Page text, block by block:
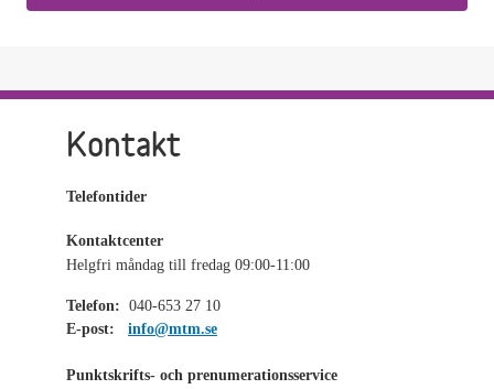
Kontakt
Telefontider
Kontaktcenter
Helgfri måndag till fredag 09:00-11:00
Telefon: 040-653 27 10
E-post:
info@mtm.se
Punktskrifts- och prenumerationsservice